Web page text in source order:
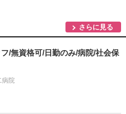
さらに見る
/無資格可/日勤のみ/病院/社会保
病院